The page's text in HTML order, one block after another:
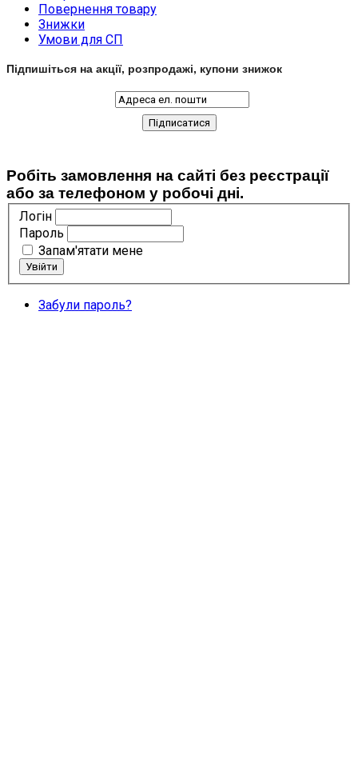
Повернення товару
Знижки
Умови для СП
Підпишіться на акції, розпродажі, купони знижок
Робіть замовлення на сайті без реєстрації
або за телефоном у робочі дні.
Логін
Пароль
Запам'ятати мене
Забули пароль?